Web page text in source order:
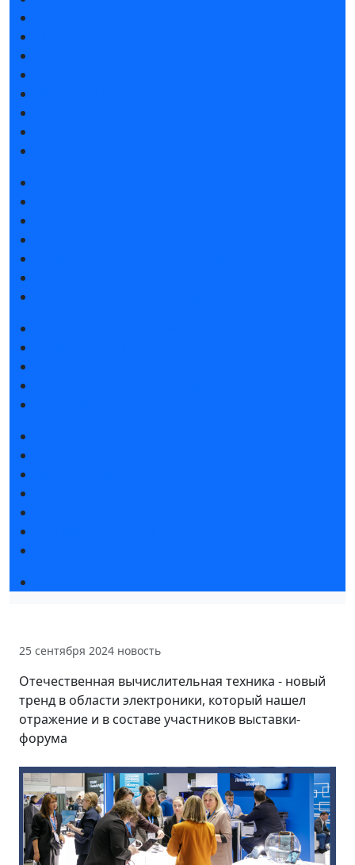
25 сентября 2024 новость
Отечественная вычислительная техника - новый
тренд в области электроники, который нашел
отражение и в составе участников выставки-
форума